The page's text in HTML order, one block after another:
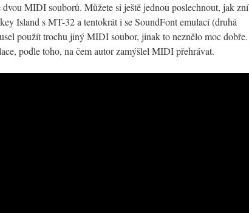
dvou MIDI souborů. Můžete si ještě jednou poslechnout, jak zní
Island s MT-32 a tentokrát i se SoundFont emulací (druhá
použít trochu jiný MIDI soubor, jinak to neznělo moc dobře.
podle toho, na čem autor zamýšlel MIDI přehrávat.